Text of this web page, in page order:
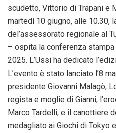
scudetto, Vittorio di Trapani e
martedì 10 giugno, alle 10.30,
del’assessorato regionale al
– ospita la conferenza
2025. L’Ussi ha dedicato
L’evento è stato lanciato l’8
presidente Giovanni Malagò,
regista e moglie di Gianni,
Marco Tardelli, e il canottiere
medagliato ai Giochi di Tokyo